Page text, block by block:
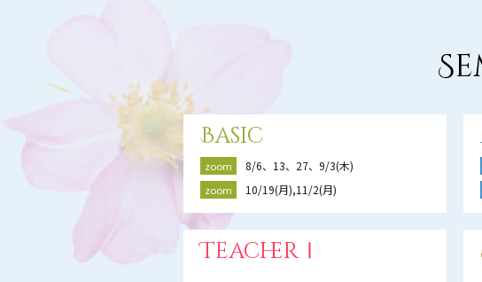
Basic
zoom 8/6、13、27、9/3(木)
zoom 10/19(月),11/2(月)
TeacherⅠ